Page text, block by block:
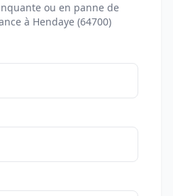
ou en panne de
à Hendaye (64700)